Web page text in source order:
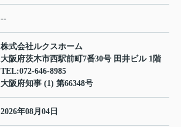
--
株式会社ルクスホーム
大阪府茨木市西駅前町7番30号 田井ビル 1階
TEL:072-646-8985
大阪府知事 (1) 第66348号
2026年08月04日